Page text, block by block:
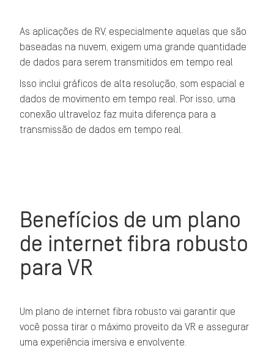
As aplicações de RV, especialmente aquelas que são
baseadas na nuvem, exigem uma grande quantidade
de dados para serem transmitidos em tempo real
Isso inclui gráficos de alta resolução, som espacial e
dados de movimento em tempo real. Por isso, uma
conexão ultraveloz faz muita diferença para a
transmissão de dados em tempo real.
Benefícios de um plano
de internet fibra robusto
para VR
Um plano de internet fibra robusto vai garantir que
você possa tirar o máximo proveito da VR e assegurar
uma experiência imersiva e envolvente.